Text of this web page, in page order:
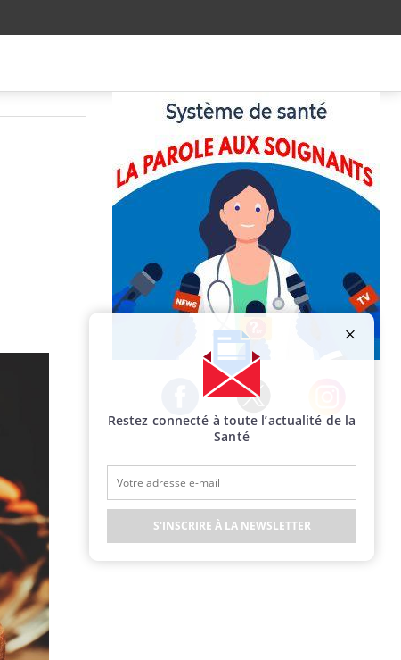
Facebook Twitter Instagram
Restez connecté à toute l’actualité de la
Santé
S'INSCRIRE À LA NEWSLETTER